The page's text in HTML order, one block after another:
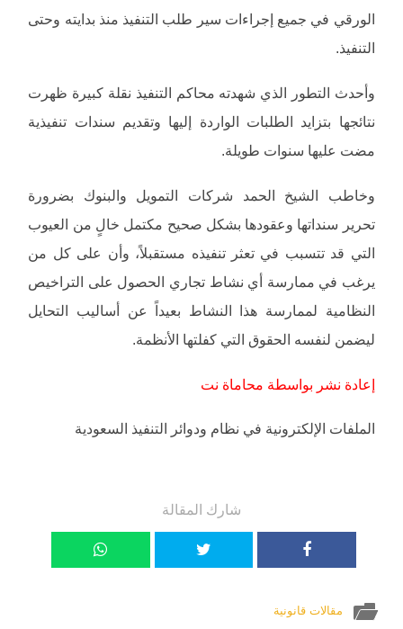
الورقي في جميع إجراءات سير طلب التنفيذ منذ بدايته وحتى
التنفيذ.
وأحدث التطور الذي شهدته محاكم التنفيذ نقلة كبيرة ظهرت
نتائجها بتزايد الطلبات الواردة إليها وتقديم سندات تنفيذية
مضت عليها سنوات طويلة.
وخاطب الشيخ الحمد شركات التمويل والبنوك بضرورة
تحرير سنداتها وعقودها بشكل صحيح مكتمل خالٍ من العيوب
التي قد تتسبب في تعثر تنفيذه مستقبلاً، وأن على كل من
يرغب في ممارسة أي نشاط تجاري الحصول على التراخيص
النظامية لممارسة هذا النشاط بعيداً عن أساليب التحايل
ليضمن لنفسه الحقوق التي كفلتها الأنظمة.
إعادة نشر بواسطة محاماة نت
الملفات الإلكترونية في نظام ودوائر التنفيذ السعودية
شارك المقالة
مقالات قانونية